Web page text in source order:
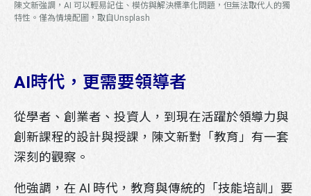
陳文新強調，AI 可以輕易記住、模仿與解決標準化問題，但無法取代人的獨
特性。僅為情境配圖，取自Unsplash
AI時代，更需要領導者
從學者、創業者、投資人，到現在活躍於領導力與
創新課程的設計與授課，陳文新對「教育」有一套
深刻的觀察。
他強調，在 AI 時代，教育與傳統的「技能培訓」要